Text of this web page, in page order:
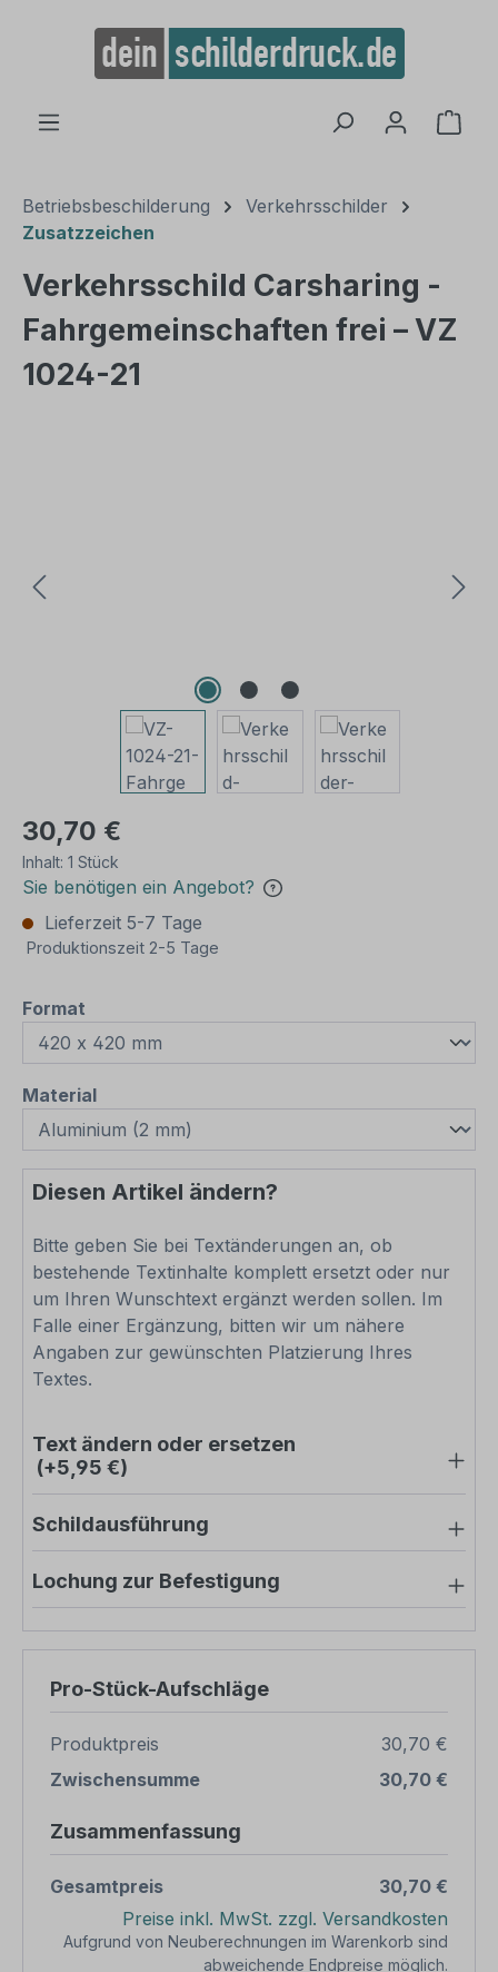
springen
Betriebsbeschilderung
Verkehrsschilder
Zusatzzeichen
Verkehrsschild Carsharing -
Fahrgemeinschaften frei – VZ
1024-21
30,70 €
Inhalt: 1 Stück
Sie benötigen ein Angebot?
Lieferzeit 5-7 Tage
Produktionszeit 2-5 Tage
Format
Materialauswählen
Diesen Artikel ändern?
Bitte geben Sie bei Textänderungen an, ob
bestehende Textinhalte komplett ersetzt oder nur
um Ihren Wunschtext ergänzt werden sollen. Im
Falle einer Ergänzung, bitten wir um nähere
Angaben zur gewünschten Platzierung Ihres
Textes.
Text ändern oder ersetzen
(+5,95 €)
Schildausführung
Lochung zur Befestigung
Pro-Stück-Aufschläge
Produktpreis
30,70 €
Zwischensumme
30,70 €
Zusammenfassung
Gesamtpreis
30,70 €
Preise inkl. MwSt. zzgl. Versandkosten
Aufgrund von Neuberechnungen im Warenkorb sind
abweichende Endpreise möglich.